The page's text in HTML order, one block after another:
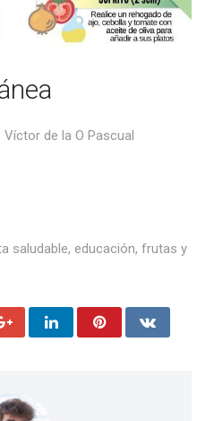
Víctor de la O Pascual
saludable, educación, frutas y